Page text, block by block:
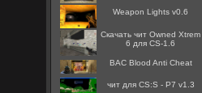
Weapon Lights v0.6
Скачать чит Owned Xtrem
6 для CS-1.6
BAC Blood Anti Cheat
чит для CS:S - P7 v1.3